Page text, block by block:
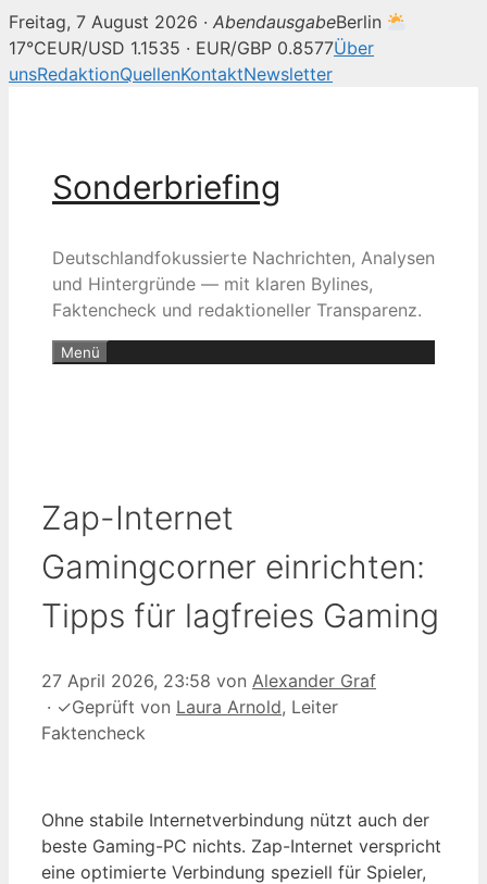
Freitag, 7 August 2026 · AbendausgabeBerlin
17°CEUR/USD 1.1535 · EUR/GBP 0.8577Über
unsRedaktionQuellenKontaktNewsletter
Sonderbriefing
Deutschlandfokussierte Nachrichten, Analysen
und Hintergründe — mit klaren Bylines,
Faktencheck und redaktioneller Transparenz.
Menü
Zap-Internet
Gamingcorner einrichten:
Tipps für lagfreies Gaming
27 April 2026, 23:58 von Alexander Graf
· ✓Geprüft von Laura Arnold, Leiter
Faktencheck
Ohne stabile Internetverbindung nützt auch der
beste Gaming-PC nichts. Zap-Internet verspricht
eine optimierte Verbindung speziell für Spieler,